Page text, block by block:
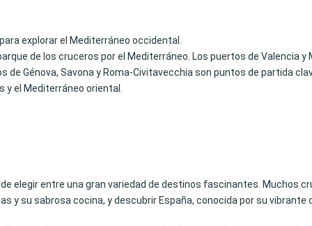
explorar el Mediterráneo occidental.
de los cruceros por el Mediterráneo. Los puertos de Valencia
Génova, Savona y Roma-Civitavecchia son puntos de partida
el Mediterráneo oriental.
elegir entre una gran variedad de destinos fascinantes. Muchos
y su sabrosa cocina, y descubrir España, conocida por su vibrante